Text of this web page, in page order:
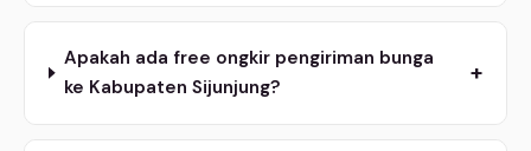
Apakah ada free ongkir pengiriman bunga
ke Kabupaten Sijunjung?
+